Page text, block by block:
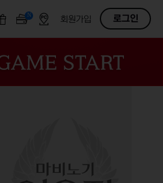
N OFF회원가입 로그인